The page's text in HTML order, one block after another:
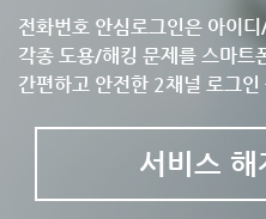
전화번호 안심로그인은 아이
각종 도용/해킹 문제를 스마트
간편하고 안전한 2채널 로그인
서비스 해